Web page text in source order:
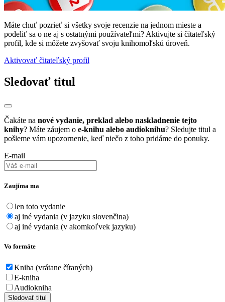
Máte chuť pozrieť si všetky svoje recenzie na jednom mieste a
podeliť sa o ne aj s ostatnými používateľmi? Aktivujte si čítateľský
profil, kde si môžete zvyšovať svoju knihomoľskú úroveň.
Aktivovať čitateľský profil
Sledovať titul
Čakáte na nové vydanie, preklad alebo naskladnenie tejto
knihy? Máte záujem o e-knihu alebo audioknihu? Sledujte titul a
pošleme vám upozornenie, keď niečo z toho pridáme do ponuky.
E-mail
Zaujíma ma
len toto vydanie
aj iné vydania (v jazyku slovenčina)
aj iné vydania (v akomkoľvek jazyku)
Vo formáte
Kniha (vrátane čítaných)
E-kniha
Audiokniha
Sledovať titul